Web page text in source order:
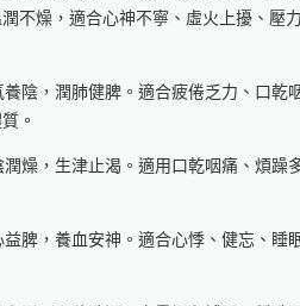
不燥，適合心神不寧、虛火上擾、壓
陰，潤肺健脾。適合疲倦乏力、口乾
。
燥，生津止渴。適用口乾咽痛、煩躁
脾，養血安神。適合心悸、健忘、睡